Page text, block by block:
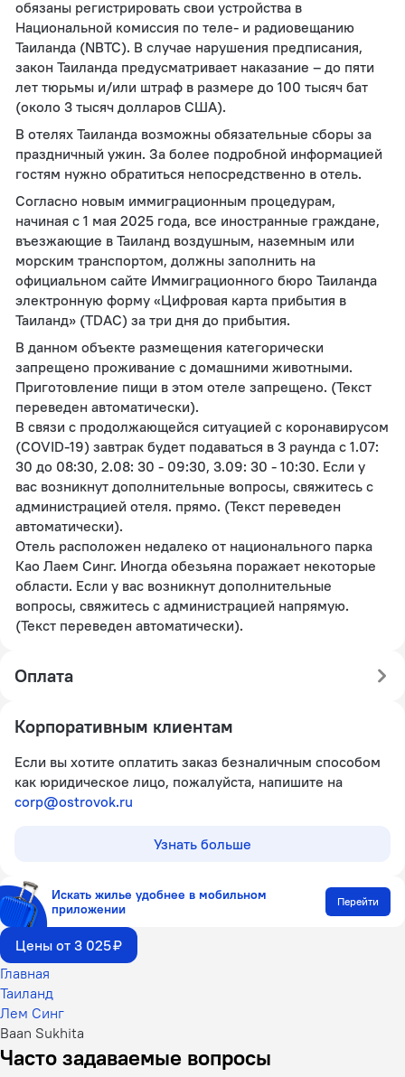
обязаны регистрировать свои устройства в
Национальной комиссия по теле- и радиовещанию
Таиланда (NBTC). В случае нарушения предписания,
закон Таиланда предусматривает наказание – до пяти
лет тюрьмы и/или штраф в размере до 100 тысяч бат
(около 3 тысяч долларов США).
В отелях Таиланда возможны обязательные сборы за
праздничный ужин. За более подробной информацией
гостям нужно обратиться непосредственно в отель.
Согласно новым иммиграционным процедурам,
начиная с 1 мая 2025 года, все иностранные граждане,
въезжающие в Таиланд воздушным, наземным или
морским транспортом, должны заполнить на
официальном сайте Иммиграционного бюро Таиланда
электронную форму «Цифровая карта прибытия в
Таиланд» (TDAC) за три дня до прибытия.
В данном объекте размещения категорически
запрещено проживание с домашними животными.
Приготовление пищи в этом отеле запрещено. (Текст
переведен автоматически).
В связи с продолжающейся ситуацией с коронавирусом
(COVID-19) завтрак будет подаваться в 3 раунда с 1.07:
30 до 08:30, 2.08: 30 - 09:30, 3.09: 30 - 10:30. Если у
вас возникнут дополнительные вопросы, свяжитесь с
администрацией отеля. прямо. (Текст переведен
автоматически).
Отель расположен недалеко от национального парка
Као Лаем Синг. Иногда обезьяна поражает некоторые
области. Если у вас возникнут дополнительные
вопросы, свяжитесь с администрацией напрямую.
(Текст переведен автоматически).
Оплата
Корпоративным клиентам
Если вы хотите оплатить заказ безналичным способом
как юридическое лицо, пожалуйста, напишите на
corp@ostrovok.ru
Узнать больше
Искать жилье удобнее в мобильном
приложении
Перейти
Цены от 3 025 ₽
Главная
Таиланд
Лем Синг
Baan Sukhita
Часто задаваемые вопросы